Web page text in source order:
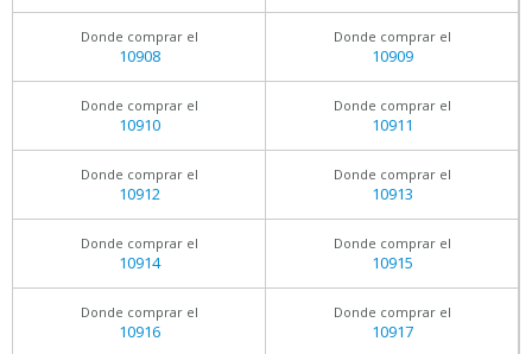
Donde comprar el
10908
Donde comprar el
10909
Donde comprar el
10910
Donde comprar el
10911
Donde comprar el
10912
Donde comprar el
10913
Donde comprar el
10914
Donde comprar el
10915
Donde comprar el
10916
Donde comprar el
10917